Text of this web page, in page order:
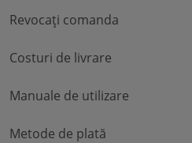
Revocați comanda
Costuri de livrare
Manuale de utilizare
Metode de plată